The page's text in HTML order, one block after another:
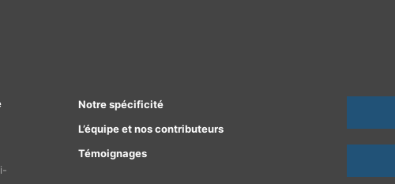
Notre spécificité
L’équipe et nos contributeurs
Témoignages